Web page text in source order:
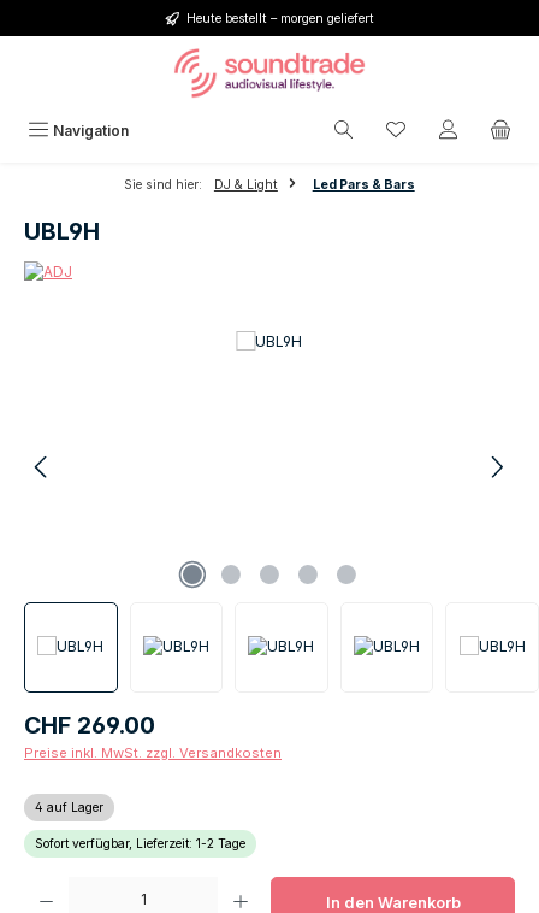
Zum Hauptinhalt springenHeute bestellt – morgen geliefert
Navigation Du hast 0
Sie sind hier: DJ & Light Led Pars & Bars
UBL9H
Regulärer Preis:
CHF 269.00
Preise inkl. MwSt. zzgl. Versandkosten
4 auf Lager
Sofort verfügbar, Lieferzeit: 1-2 Tage
Produkt Anzahl: Gib den gewünschten Wert ein oder benutze die
In den Warenkorb